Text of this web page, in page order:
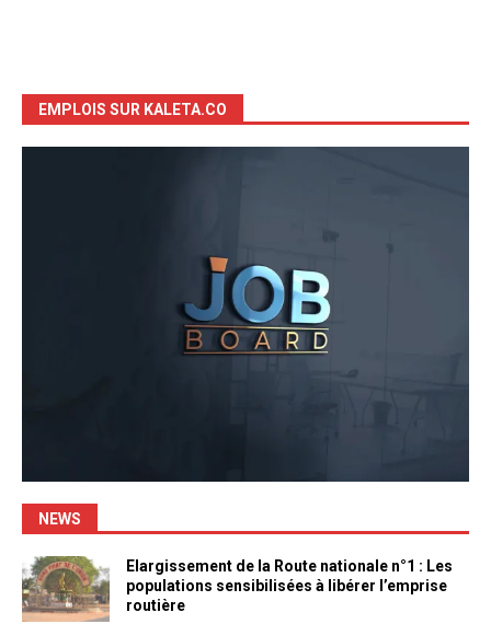
EMPLOIS SUR KALETA.CO
NEWS
Elargissement de la Route nationale n°1 : Les
populations sensibilisées à libérer l’emprise
routière